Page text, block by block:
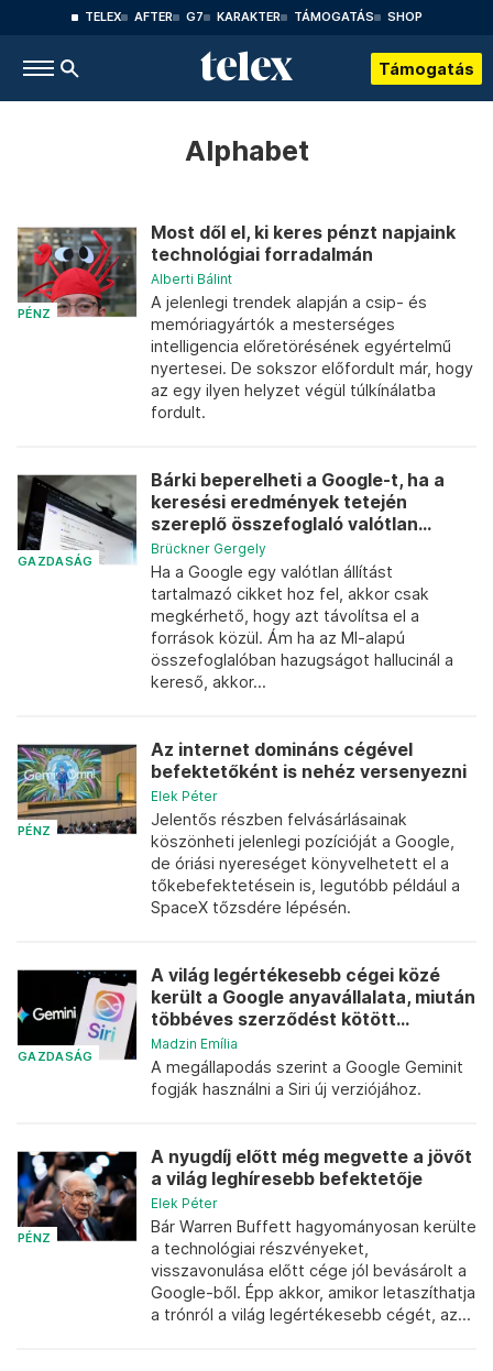
TELEX AFTER G7 KARAKTER TÁMOGATÁS SHOP
Támogatás
Alphabet
PÉNZ
Most dől el, ki keres pénzt napjaink
technológiai forradalmán
Alberti Bálint
A jelenlegi trendek alapján a csip- és
memóriagyártók a mesterséges
intelligencia előretörésének egyértelmű
nyertesei. De sokszor előfordult már, hogy
az egy ilyen helyzet végül túlkínálatba
fordult.
GAZDASÁG
Bárki beperelheti a Google-t, ha a
keresési eredmények tetején
szereplő összefoglaló valótlan...
Brückner Gergely
Ha a Google egy valótlan állítást
tartalmazó cikket hoz fel, akkor csak
megkérhető, hogy azt távolítsa el a
források közül. Ám ha az MI-alapú
összefoglalóban hazugságot hallucinál a
kereső, akkor...
PÉNZ
Az internet domináns cégével
befektetőként is nehéz versenyezni
Elek Péter
Jelentős részben felvásárlásainak
köszönheti jelenlegi pozícióját a Google,
de óriási nyereséget könyvelhetett el a
tőkebefektetésein is, legutóbb például a
SpaceX tőzsdére lépésén.
GAZDASÁG
A világ legértékesebb cégei közé
került a Google anyavállalata, miután
többéves szerződést kötött...
Madzin Emília
A megállapodás szerint a Google Geminit
fogják használni a Siri új verziójához.
PÉNZ
A nyugdíj előtt még megvette a jövőt
a világ leghíresebb befektetője
Elek Péter
Bár Warren Buffett hagyományosan kerülte
a technológiai részvényeket,
visszavonulása előtt cége jól bevásárolt a
Google-ből. Épp akkor, amikor letaszíthatja
a trónról a világ legértékesebb cégét, az...